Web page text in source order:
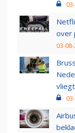
over
03-